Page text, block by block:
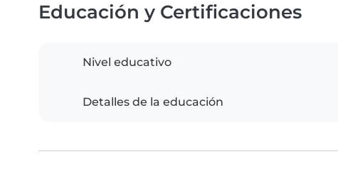
Educación y Certificaciones
Nivel educativo
Detalles de la educación